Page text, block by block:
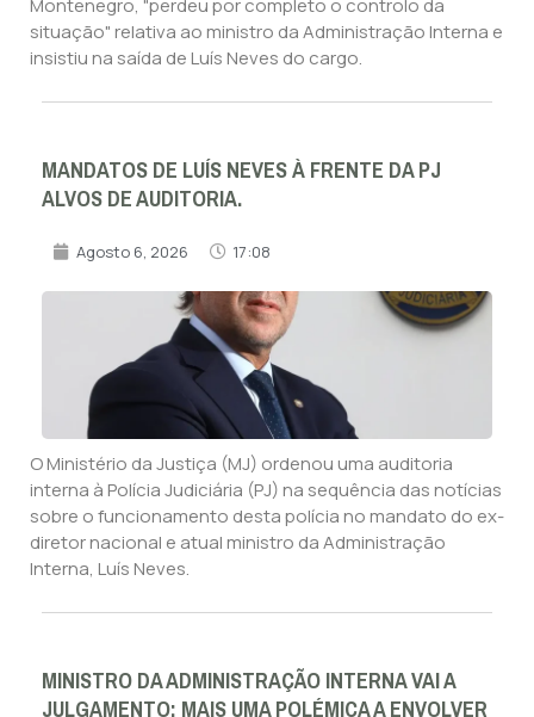
situação" relativa ao ministro da Administração Interna e
insistiu na saída de Luís Neves do cargo.
MANDATOS DE LUÍS NEVES À FRENTE DA PJ
ALVOS DE AUDITORIA.
Agosto 6, 2026 17:08
O Ministério da Justiça (MJ) ordenou uma auditoria
interna à Polícia Judiciária (PJ) na sequência das notícias
sobre o funcionamento desta polícia no mandato do ex-
diretor nacional e atual ministro da Administração
Interna, Luís Neves.
MINISTRO DA ADMINISTRAÇÃO INTERNA VAI A